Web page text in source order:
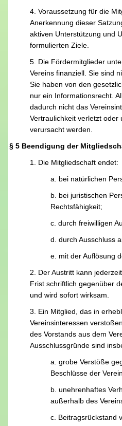
4. Voraussetzung für die
Anerkennung dieser
aktiven Unterstützung und
formulierten Ziele.
5. Die Fördermitglieder
Vereins finanziell. Sie sind
Sie haben von den
nur ein Informationsrecht.
dadurch nicht das
Vertraulichkeit verletzt oder
verursacht werden.
§ 5 Beendigung der
1. Die Mitgliedschaft endet:
a. bei natürlichen
b. bei juristischen
Rechtsfähigkeit;
c. durch freiwilligen
d. durch Ausschluss
e. mit der Auflösung
2. Der Austritt kann
Frist schriftlich gegenüber
und wird sofort wirksam.
3. Ein Mitglied, das in
Vereinsinteressen
des Vorstands aus dem
Ausschlussgründe sind
a. grobe Verstöße
Beschlüsse der
b. unehrenhaftes
außerhalb des
c. Beitragsrückstand